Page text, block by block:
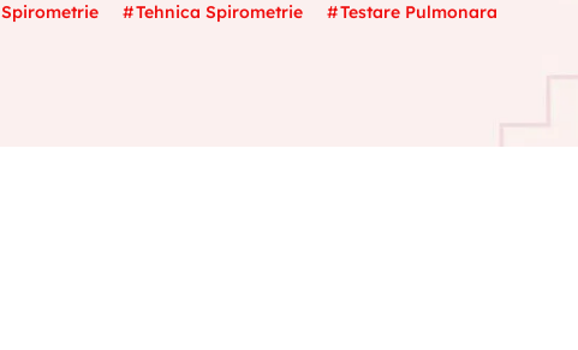
Spirometrie
Tehnica Spirometrie Testare Pulmonara